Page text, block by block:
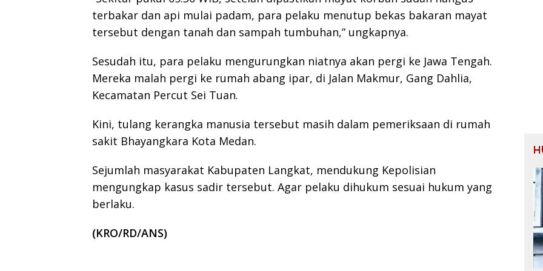
terbakar dan api mulai padam, para pelaku menutup bekas bakaran mayat
tersebut dengan tanah dan sampah tumbuhan,” ungkapnya.
Sesudah itu, para pelaku mengurungkan niatnya akan pergi ke Jawa Tengah.
Mereka malah pergi ke rumah abang ipar, di Jalan Makmur, Gang Dahlia,
Kecamatan Percut Sei Tuan.
Kini, tulang kerangka manusia tersebut masih dalam pemeriksaan di rumah
sakit Bhayangkara Kota Medan.
Sejumlah masyarakat Kabupaten Langkat, mendukung Kepolisian
mengungkap kasus sadir tersebut. Agar pelaku dihukum sesuai hukum yang
berlaku.
(KRO/RD/ANS)